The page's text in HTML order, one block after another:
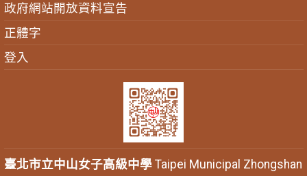
政府網站開放資料宣告
正體字
登入
臺北市立中山女子高級中學Taipei Municipal Zhongshan